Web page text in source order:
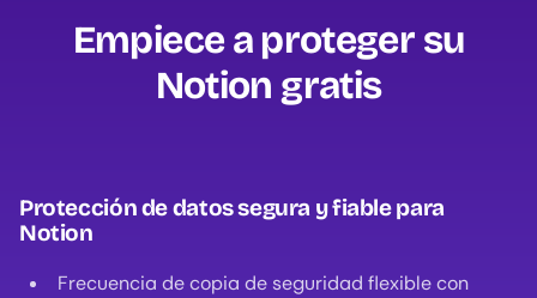
Empiece a proteger su
Notion gratis‍
Protección de datos segura y fiable para
Notion
Frecuencia de copia de seguridad flexible con